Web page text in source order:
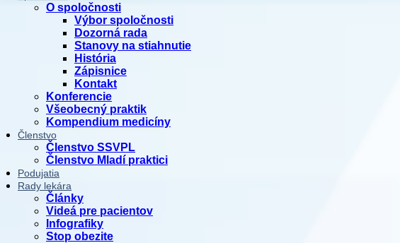
O spoločnosti
Výbor spoločnosti
Dozorná rada
Stanovy na stiahnutie
História
Zápisnice
Kontakt
Konferencie
Všeobecný praktik
Kompendium medicíny
Členstvo
Členstvo SSVPL
Členstvo Mladí praktici
Podujatia
Rady lekára
Články
Videá pre pacientov
Infografiky
Stop obezite